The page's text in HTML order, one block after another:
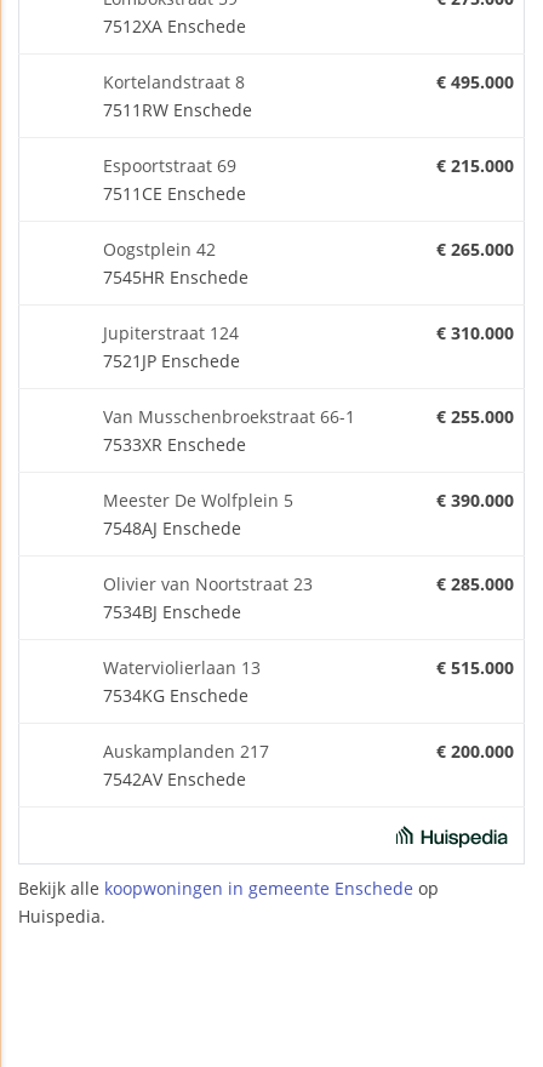
7512XA Enschede
Kortelandstraat 8
7511RW Enschede
€ 495.000
Espoortstraat 69
7511CE Enschede
€ 215.000
Oogstplein 42
7545HR Enschede
€ 265.000
Jupiterstraat 124
7521JP Enschede
€ 310.000
Van Musschenbroekstraat 66-1
7533XR Enschede
€ 255.000
Meester De Wolfplein 5
7548AJ Enschede
€ 390.000
Olivier van Noortstraat 23
7534BJ Enschede
€ 285.000
Waterviolierlaan 13
7534KG Enschede
€ 515.000
Auskamplanden 217
7542AV Enschede
€ 200.000
Bekijk alle koopwoningen in gemeente Enschede op
Huispedia.